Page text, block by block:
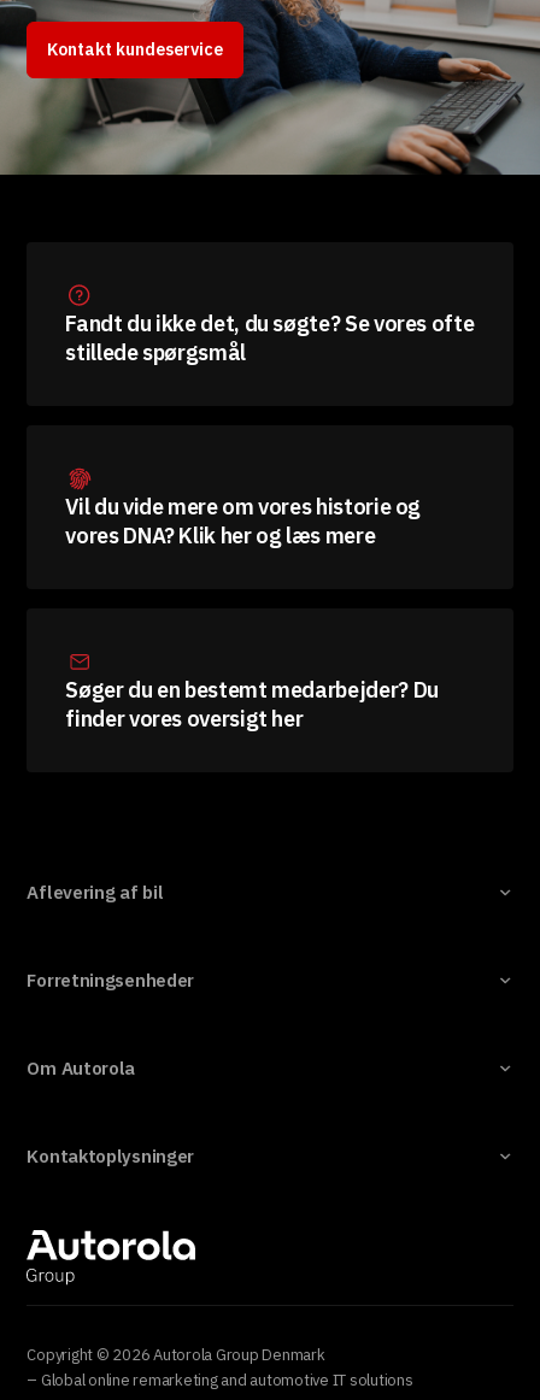
Kontakt kundeservice
Fandt du ikke det, du søgte? Se vores ofte
stillede spørgsmål
Vil du vide mere om vores historie og
vores DNA? Klik her og læs mere
Søger du en bestemt medarbejder? Du
finder vores oversigt her
Aflevering af bil
Forretningsenheder
Om Autorola
Kontaktoplysninger
Copyright © 2026 Autorola Group Denmark
– Global online remarketing and automotive IT solutions